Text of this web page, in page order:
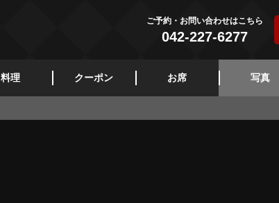
ご予約・お問い合わせはこちら
042-227-6277
料理 クーポン お席 写真